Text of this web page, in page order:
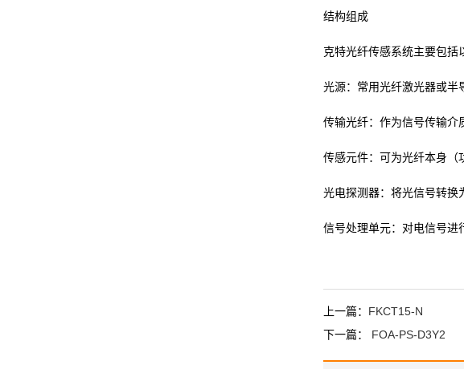
结构组成
克特光纤传感系统主要包括
光源：常用光纤激光器或半
传输光纤：作为信号传输介
传感元件：可为光纤本身（
光电探测器：将光信号转换
信号处理单元：对电信号进
上一篇： FKCT15-N
下一篇： FOA-PS-D3Y2